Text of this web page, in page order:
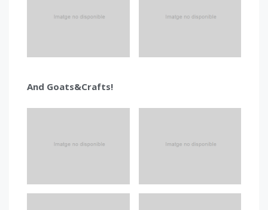
And Goats&Crafts!